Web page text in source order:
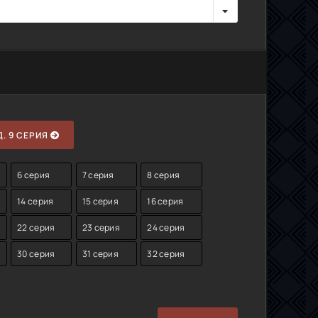
9 СЕРИЯ
6 серия 7 серия 8 серия
14 серия 15 серия 16 серия
22 серия 23 серия 24 серия
30 серия 31 серия 32 серия